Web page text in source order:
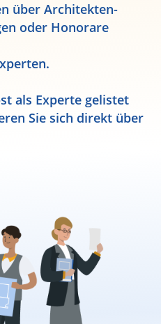
über Architekten-
oder Honorare
als Experte gelistet
Sie sich direkt über